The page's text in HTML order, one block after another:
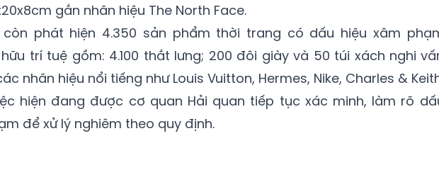
gắn nhãn hiệu The North Face.
còn phát hiện 4.350 sản phẩm thời trang có dấu hiệu xâm
trí tuệ gồm: 4.100 thắt lưng; 200 đôi giày và 50 túi xách nghi
nhãn hiệu nổi tiếng như Louis Vuitton, Hermes, Nike, Charles &
hiện đang được cơ quan Hải quan tiếp tục xác minh, làm rõ
để xử lý nghiêm theo quy định.